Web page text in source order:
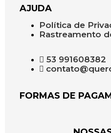
AJUDA
Política de
Rastreamento
53 991608382
FORMAS DE